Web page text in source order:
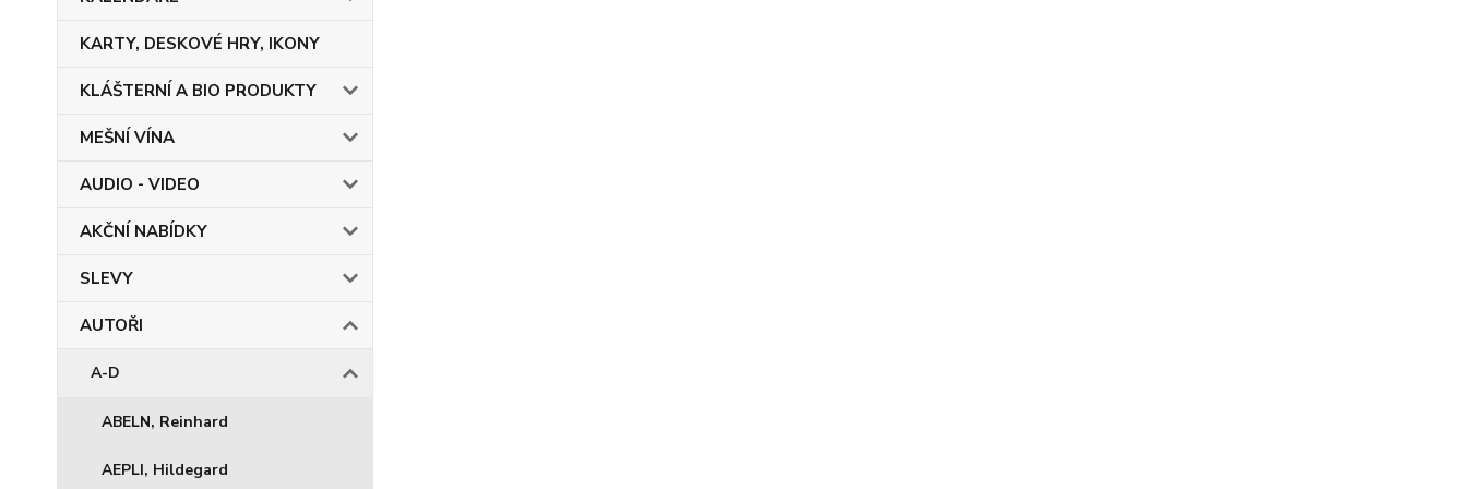
KARTY, DESKOVÉ HRY, IKONY
KLÁŠTERNÍ A BIO PRODUKTY
MEŠNÍ VÍNA
AUDIO - VIDEO
AKČNÍ NABÍDKY
SLEVY
AUTOŘI
A-D
ABELN, Reinhard
AEPLI, Hildegard